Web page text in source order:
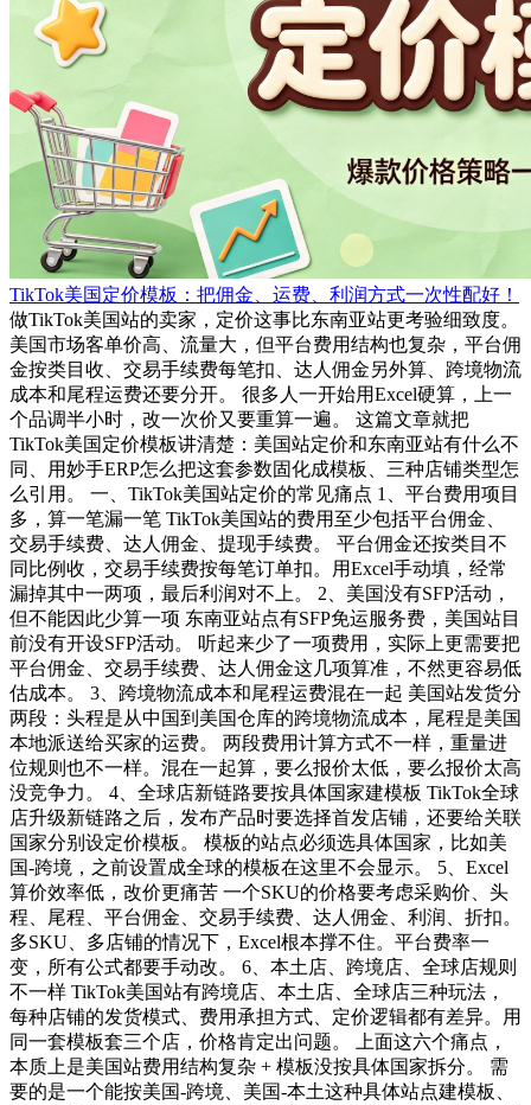
TikTok美国定价模板：把佣金、运费、利润方式一次性配好！
做TikTok美国站的卖家，定价这事比东南亚站更考验细致度。
美国市场客单价高、流量大，但平台费用结构也复杂，平台佣
金按类目收、交易手续费每笔扣、达人佣金另外算、跨境物流
成本和尾程运费还要分开。 很多人一开始用Excel硬算，上一
个品调半小时，改一次价又要重算一遍。 这篇文章就把
TikTok美国定价模板讲清楚：美国站定价和东南亚站有什么不
同、用妙手ERP怎么把这套参数固化成模板、三种店铺类型怎
么引用。 一、TikTok美国站定价的常见痛点 1、平台费用项目
多，算一笔漏一笔 TikTok美国站的费用至少包括平台佣金、
交易手续费、达人佣金、提现手续费。 平台佣金还按类目不
同比例收，交易手续费按每笔订单扣。用Excel手动填，经常
漏掉其中一两项，最后利润对不上。 2、美国没有SFP活动，
但不能因此少算一项 东南亚站点有SFP免运服务费，美国站目
前没有开设SFP活动。 听起来少了一项费用，实际上更需要把
平台佣金、交易手续费、达人佣金这几项算准，不然更容易低
估成本。 3、跨境物流成本和尾程运费混在一起 美国站发货分
两段：头程是从中国到美国仓库的跨境物流成本，尾程是美国
本地派送给买家的运费。 两段费用计算方式不一样，重量进
位规则也不一样。混在一起算，要么报价太低，要么报价太高
没竞争力。 4、全球店新链路要按具体国家建模板 TikTok全球
店升级新链路之后，发布产品时要选择首发店铺，还要给关联
国家分别设定价模板。 模板的站点必须选具体国家，比如美
国-跨境，之前设置成全球的模板在这里不会显示。 5、Excel
算价效率低，改价更痛苦 一个SKU的价格要考虑采购价、头
程、尾程、平台佣金、交易手续费、达人佣金、利润、折扣。
多SKU、多店铺的情况下，Excel根本撑不住。平台费率一
变，所有公式都要手动改。 6、本土店、跨境店、全球店规则
不一样 TikTok美国站有跨境店、本土店、全球店三种玩法，
每种店铺的发货模式、费用承担方式、定价逻辑都有差异。用
同一套模板套三个店，价格肯定出问题。 上面这六个痛点，
本质上是美国站费用结构复杂 + 模板没按具体国家拆分。 需
要的是一个能按美国-跨境、美国-本土这种具体站点建模板、